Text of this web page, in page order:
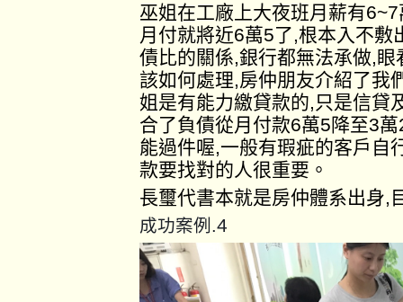
巫姐在工廠上大夜班月薪有
月付就將近6萬5了,根本入不
債比的關係,銀行都無法承做,
該如何處理,房仲朋友介紹了我
姐是有能力繳貸款的,只是信貸
合了負債從月付款6萬5降至3
能過件喔,一般有瑕疵的客戶自
款要找對的人很重要。
長璽代書本就是房仲體系出身,
成功案例.4